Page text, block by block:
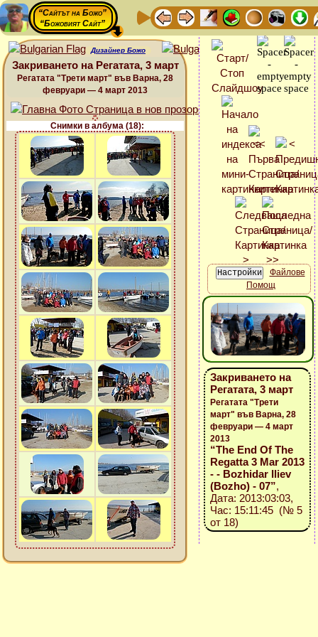
“Сайтът на Божо”
“Божовият Сайт”
Дизайнер Божо
Закриването на Регатата, 3 март
Регатата "Трети март" във Варна, 28
февруари — 4 март 2013
Снимки в албума (18):
Файлове
Помощ
Закриването на
Регатата, 3 март
Регатата "Трети
март" във Варна, 28
февруари — 4 март
2013
“The End Of The
Regatta 3 Mar 2013
- - Bozhidar Iliev
(Bozho) - 07”,
Дата: 2013:03:03,
Час: 15:11:45 (№ 5
от 18)